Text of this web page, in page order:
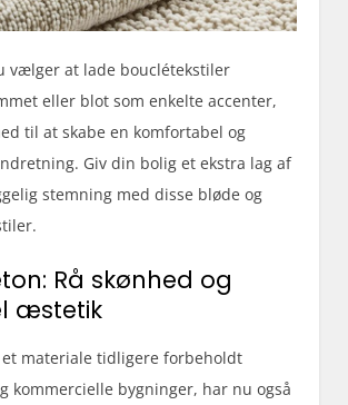
vælger at lade bouclétekstiler
eller blot som enkelte accenter,
til at skabe en komfortabel og
Giv din bolig et ekstra lag af
stemning med disse bløde og
Rå skønhed og
æstetik
et materiale tidligere forbeholdt
kommercielle bygninger, har nu også